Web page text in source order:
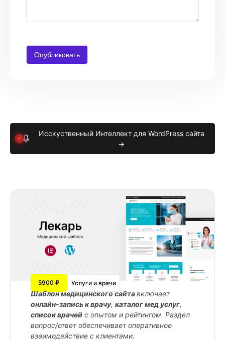
Исскуственный Интеллект для WordPress сайта
→
5900 ₽ Услуги и врачи
Шаблон медицинского сайтавключает
онлайн-запись к врачу, каталог мед услуг,
список врачей с опытом и рейтингом. Раздел
вопрос/ответ обеспечивает оперативное
взаимодействие с клиентами.